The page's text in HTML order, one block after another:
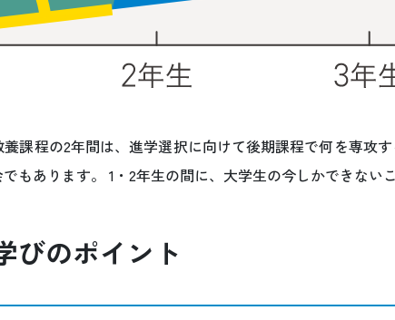
課程の2年間は、進学選択に向けて後期課程で何を専
もあります。 1・2年生の間に、大学生の今しかできない
びのポイント